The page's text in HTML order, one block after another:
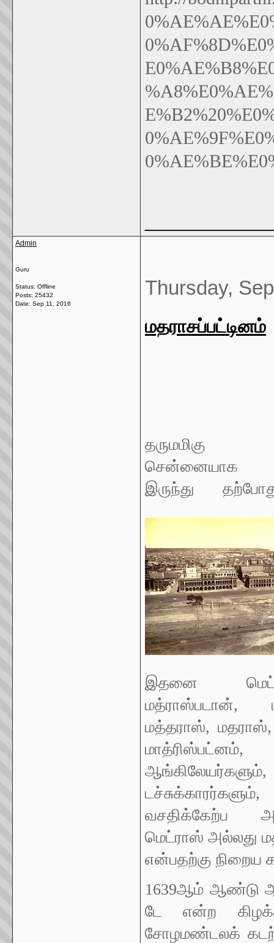
Admin
Guru
Status: Offline
Posts: 25432
Date: Sep 11, 2016
Thursday,
மதராசப்பட்டினம்
தருமமிகு
சென்னையாக
இருந்து
இதனை
மத்ராஸ்படான்,
மத்தராஸ்,
வசதிக்கேற்ப
மெட்ராஸ் அல்லது
என்பதற்கு
1639ஆம் ஆண்டு
டே என்ற
சோழமண்டலக்